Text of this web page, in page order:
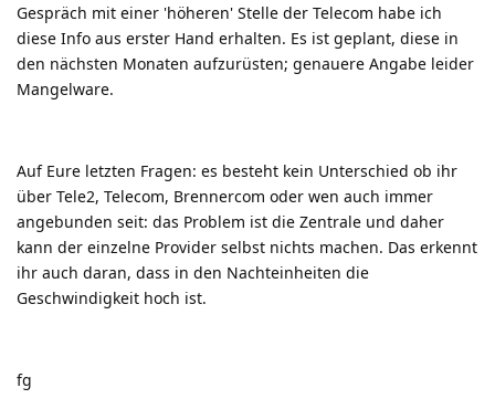
Gespräch mit einer 'höheren' Stelle der Telecom habe ich
diese Info aus erster Hand erhalten. Es ist geplant, diese in
den nächsten Monaten aufzurüsten; genauere Angabe leider
Mangelware.
Auf Eure letzten Fragen: es besteht kein Unterschied ob ihr
über Tele2, Telecom, Brennercom oder wen auch immer
angebunden seit: das Problem ist die Zentrale und daher
kann der einzelne Provider selbst nichts machen. Das erkennt
ihr auch daran, dass in den Nachteinheiten die
Geschwindigkeit hoch ist.
fg